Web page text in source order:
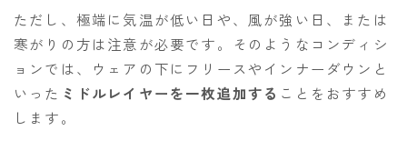
ただし、極端に気温が低い日や、風が強い日、または
寒がりの方は注意が必要です。そのようなコンディシ
ョンでは、ウェアの下にフリースやインナーダウンと
いった ミドルレイヤーを一枚追加する ことをおすすめ
します。